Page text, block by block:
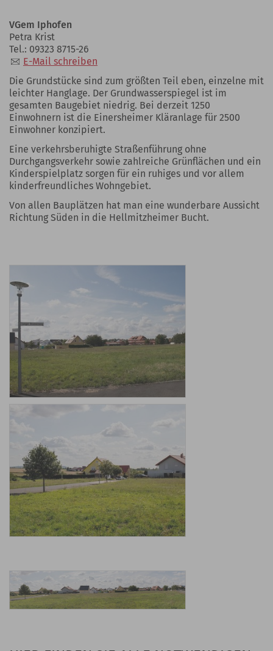
VGem Iphofen
Petra Krist
Tel.: 09323 8715-26
E-Mail schreiben
Die Grundstücke sind zum größten Teil eben, einzelne mit
leichter Hanglage. Der Grundwasserspiegel ist im
gesamten Baugebiet niedrig. Bei derzeit 1250
Einwohnern ist die Einersheimer Kläranlage für 2500
Einwohner konzipiert.
Eine verkehrsberuhigte Straßenführung ohne
Durchgangsverkehr sowie zahlreiche Grünflächen und ein
Kinderspielplatz sorgen für ein ruhiges und vor allem
kinderfreundliches Wohngebiet.
Von allen Bauplätzen hat man eine wunderbare Aussicht
Richtung Süden in die Hellmitzheimer Bucht.